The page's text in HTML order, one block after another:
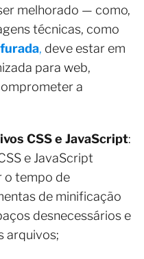
melhorado — como,
técnicas, como
, deve estar em
para web,
a
CSS e JavaScript:
e JavaScript
o tempo de
de minificação
desnecessários e
arquivos;